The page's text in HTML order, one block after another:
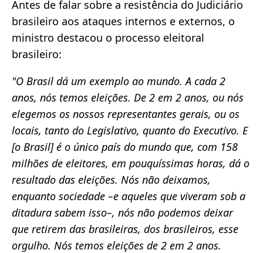
Antes de falar sobre a resistência do Judiciário
brasileiro aos ataques internos e externos, o
ministro destacou o processo eleitoral
brasileiro:
"O Brasil dá um exemplo ao mundo. A cada 2
anos, nós temos eleições. De 2 em 2 anos, ou nós
elegemos os nossos representantes gerais, ou os
locais, tanto do Legislativo, quanto do Executivo. E
[o Brasil] é o único país do mundo que, com 158
milhões de eleitores, em pouquíssimas horas, dá o
resultado das eleições. Nós não deixamos,
enquanto sociedade –e aqueles que viveram sob a
ditadura sabem isso–, nós não podemos deixar
que retirem das brasileiras, dos brasileiros, esse
orgulho. Nós temos eleições de 2 em 2 anos.